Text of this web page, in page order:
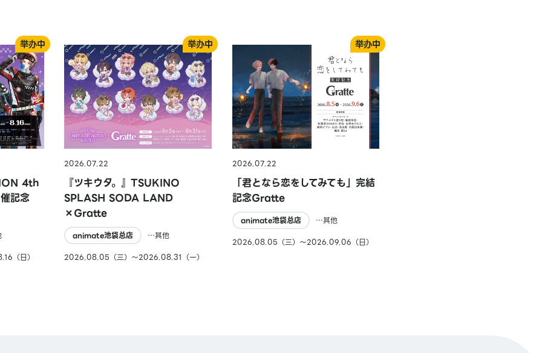
4th
記念
（日）
2026.07.22
『ツキウタ。』TSUKINO
SPLASH SODA LAND
×Gratte
animate池袋总店
…其他
2026.08.05（三）〜2026.08.31（一）
2026.07.22
「君となら恋をしてみても」完結
記念Gratte
animate池袋总店
…其他
2026.08.05（三）〜2026.09.06（日）